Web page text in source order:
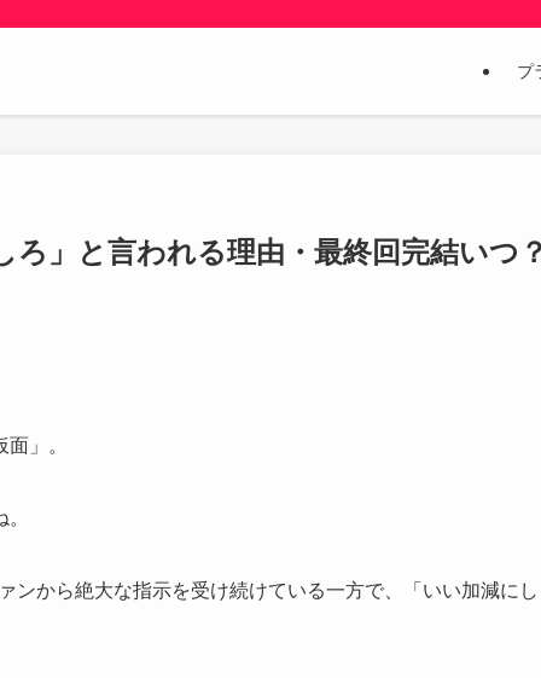
プ
ろ」と言われる理由・最終回完結いつ
」。
ンから絶大な指示を受け続けている一方で、「いい加減にし